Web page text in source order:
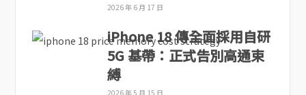
2026 年 6 月 17 日
iPhone 18 傳全面採用自研
5G 基帶：正式告別高通束
縛
2026 年 5 月 15 日